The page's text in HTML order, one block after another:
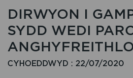
DIRWYON I
SYDD WEDI
CYHOEDDWYD : 22/07/2020